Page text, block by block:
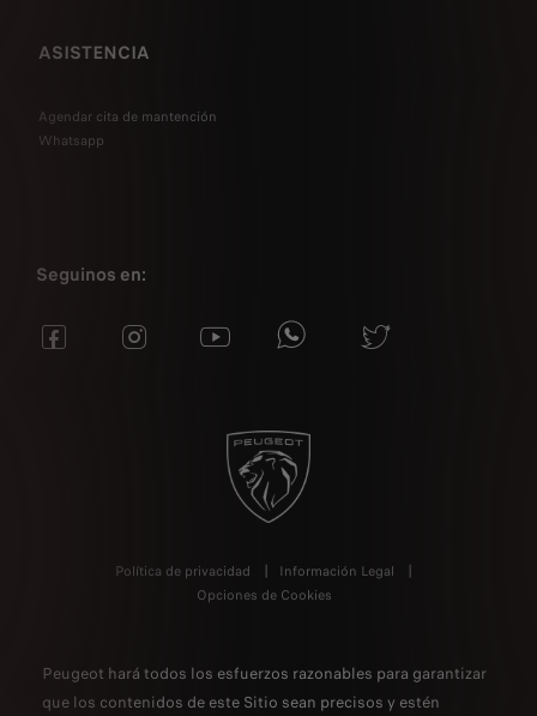
ASISTENCIA
Agendar cita de mantención
Whatsapp
Seguinos en:
Política de privacidad
Información Legal
Opciones de Cookies
Peugeot hará todos los esfuerzos razonables para garantizar
que los contenidos de este Sitio sean precisos y estén